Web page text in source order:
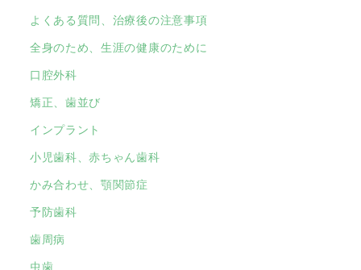
よくある質問、治療後の注意事項
全身のため、生涯の健康のために
口腔外科
矯正、歯並び
インプラント
小児歯科、赤ちゃん歯科
かみ合わせ、顎関節症
予防歯科
歯周病
虫歯